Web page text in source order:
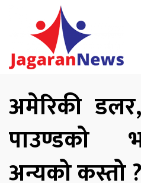
अमेरिकी
पाउण्डको
अन्यको कस्तो ?